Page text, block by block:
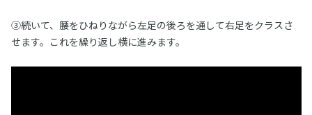
③続いて、腰をひねりながら左足の後ろを通して右足をクラスさ
せます。これを繰り返し横に進みます。